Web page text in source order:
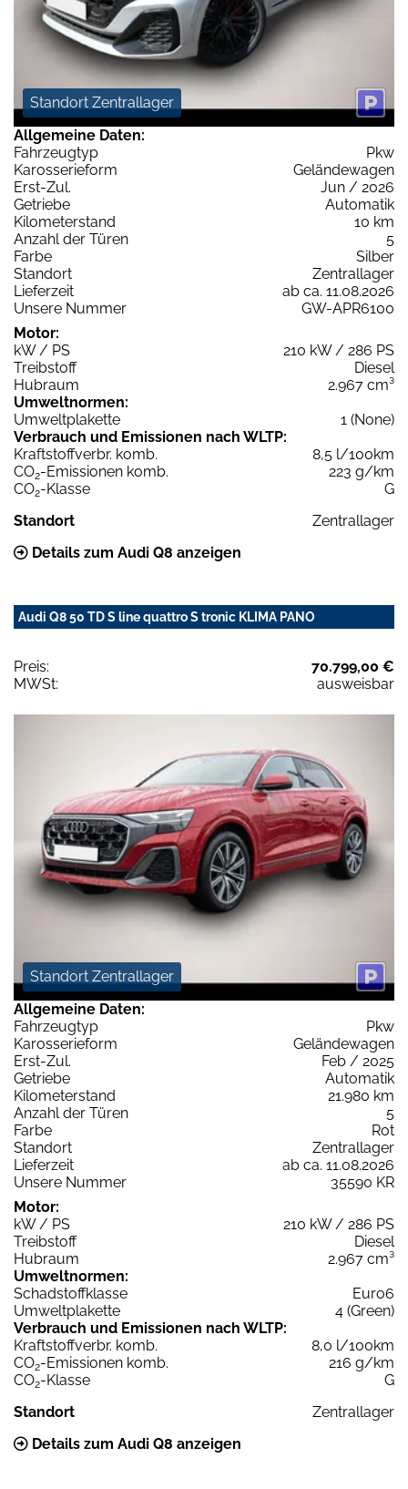
Standort Zentrallager
Allgemeine Daten:
Fahrzeugtyp
Pkw
Karosserieform
Geländewagen
Erst-Zul.
Jun / 2026
Getriebe
Automatik
Kilometerstand
10 km
Anzahl der Türen
5
Farbe
Silber
Standort
Zentrallager
Lieferzeit
ab ca. 11.08.2026
Unsere Nummer
GW-APR6100
Motor:
kW / PS
210 kW / 286 PS
Treibstoff
Diesel
Hubraum
2.967 cm³
Umweltnormen:
Umweltplakette
1 (None)
Verbrauch und Emissionen nach WLTP:
Kraftstoffverbr. komb.
8,5 l/100km
CO2-Emissionen komb.
223 g/km
CO2-Klasse
G
Standort
Zentrallager
Details zum Audi Q8 anzeigen
Audi Q8 50 TD S line quattro S tronic KLIMA PANO
Preis:
70.799,00 €
MWSt:
ausweisbar
Standort Zentrallager
Allgemeine Daten:
Fahrzeugtyp
Pkw
Karosserieform
Geländewagen
Erst-Zul.
Feb / 2025
Getriebe
Automatik
Kilometerstand
21.980 km
Anzahl der Türen
5
Farbe
Rot
Standort
Zentrallager
Lieferzeit
ab ca. 11.08.2026
Unsere Nummer
35590 KR
Motor:
kW / PS
210 kW / 286 PS
Treibstoff
Diesel
Hubraum
2.967 cm³
Umweltnormen:
Schadstoffklasse
Euro6
Umweltplakette
4 (Green)
Verbrauch und Emissionen nach WLTP:
Kraftstoffverbr. komb.
8,0 l/100km
CO2-Emissionen komb.
216 g/km
CO2-Klasse
G
Standort
Zentrallager
Details zum Audi Q8 anzeigen